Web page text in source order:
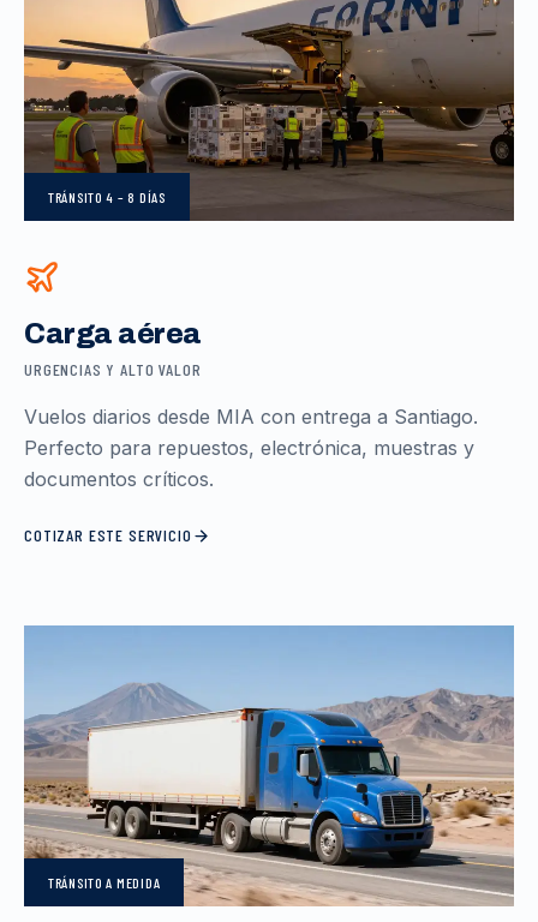
TRÁNSITO4 – 8 DÍAS
Carga aérea
URGENCIAS Y ALTO VALOR
Vuelos diarios desde MIA con entrega a Santiago.
Perfecto para repuestos, electrónica, muestras y
documentos críticos.
COTIZAR ESTE SERVICIO
TRÁNSITOA MEDIDA